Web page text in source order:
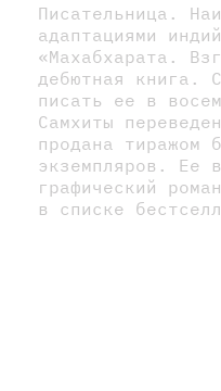
Писательница.
адаптациями
«Махабхарата.
дебютная книга.
писать ее в
Самхиты
продана тиражом
экземпляров. Ее
графический
в списке